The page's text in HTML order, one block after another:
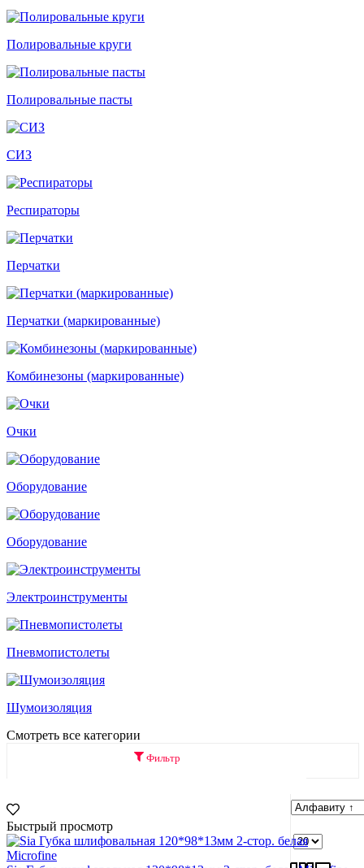
Полировальные круги
Полировальные пасты
СИЗ
Респираторы
Перчатки
Перчатки (маркированные)
Комбинезоны (маркированные)
Очки
Оборудование
Оборудование
Электроинструменты
Пневмопистолеты
Шумоизоляция
Смотреть все категории
Фильтр
Быстрый просмотр